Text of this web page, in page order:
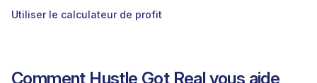
Utiliser le calculateur de profit
Comment Hustle Got Real vous aide